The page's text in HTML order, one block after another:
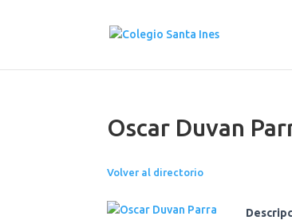
Oscar Duvan
Volver al directorio